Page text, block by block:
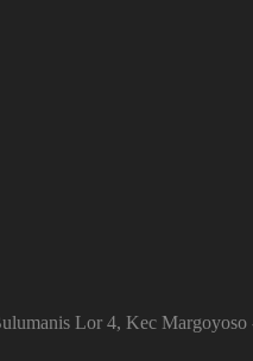
Lor 4, Kec Margoyoso